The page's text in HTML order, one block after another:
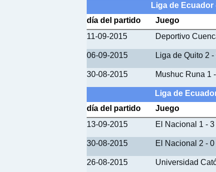
Liga de
día del partido
Juego
11-09-2015
Deportivo
06-09-2015 Liga de Quito 2
30-08-2015 Mushuc Runa 1
Liga de
día del partido
Juego
13-09-2015
El Nacional 1 -
30-08-2015 El Nacional 2 -
26-08-2015 Universidad